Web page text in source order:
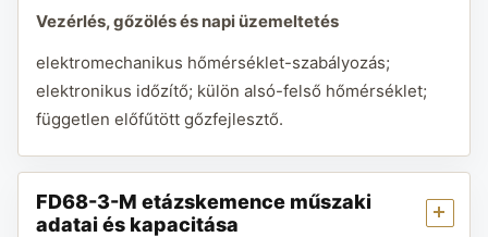
Vezérlés, gőzölés és napi üzemeltetés
elektromechanikus hőmérséklet-szabályozás;
elektronikus időzítő; külön alsó-felső hőmérséklet;
független előfűtött gőzfejlesztő.
FD68-3-M etázskemence műszaki
adatai és kapacitása